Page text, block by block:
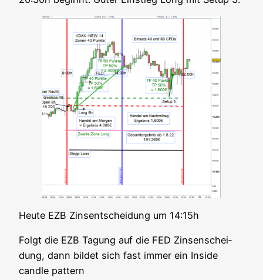
Heu­te EZB Zins­ent­schei­dung um 14:15h
Folgt die EZB Tagung auf die FED Zin­sen­schei­
dung, dann bil­det sich fast immer ein Insi­de
cand­le pattern